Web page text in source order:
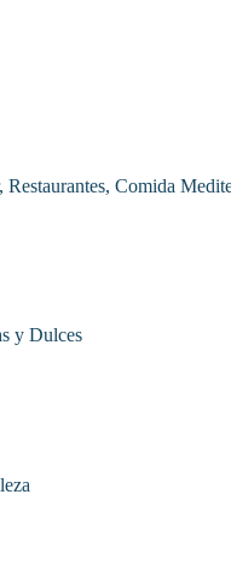
Comida
y Dulces